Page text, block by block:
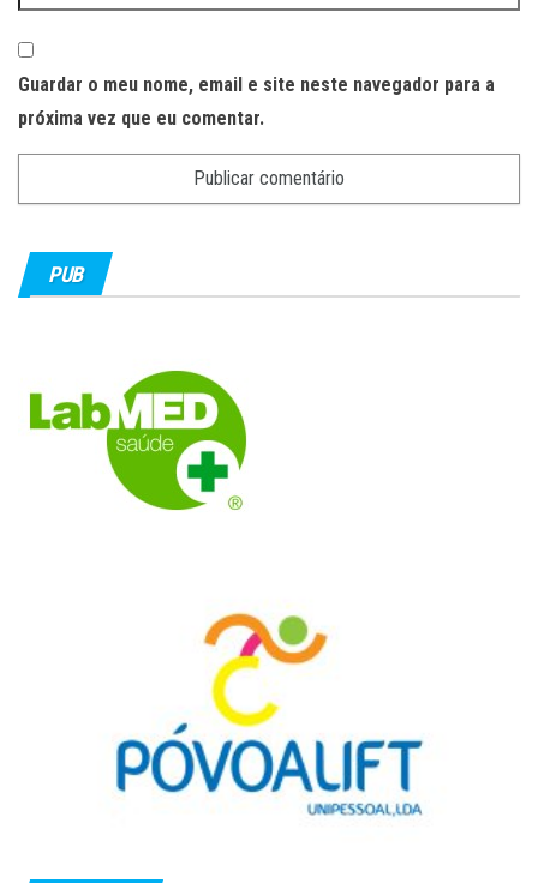
Guardar o meu nome, email e site neste navegador para a
próxima vez que eu comentar.
PUB